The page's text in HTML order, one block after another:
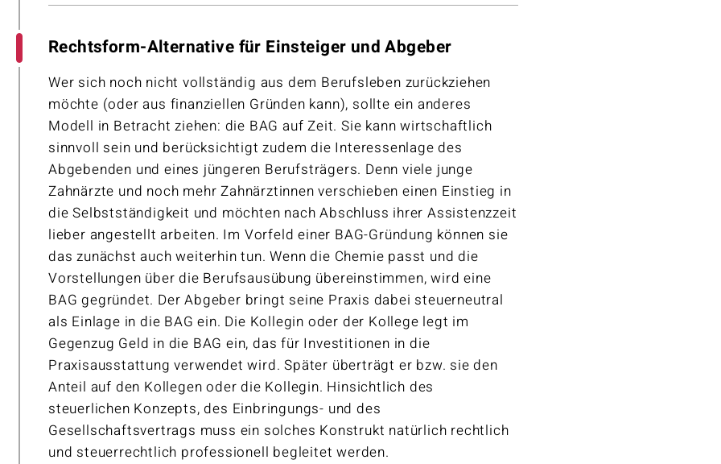
Rechtsform-Alternative für Einsteiger und Abgeber
Wer sich noch nicht vollständig aus dem Berufsleben zurückziehen
möchte (oder aus finanziellen Gründen kann), sollte ein anderes
Modell in Betracht ziehen: die BAG auf Zeit. Sie kann wirtschaftlich
sinnvoll sein und berücksichtigt zudem die Interessenlage des
Abgebenden und eines jüngeren Berufsträgers. Denn viele junge
Zahnärzte und noch mehr Zahnärztinnen verschieben einen Einstieg in
die Selbstständigkeit und möchten nach Abschluss ihrer Assistenzzeit
lieber angestellt arbeiten. Im Vorfeld einer BAG-Gründung können sie
das zunächst auch weiterhin tun. Wenn die Chemie passt und die
Vorstellungen über die Berufsausübung übereinstimmen, wird eine
BAG gegründet. Der Abgeber bringt seine Praxis dabei steuerneutral
als Einlage in die BAG ein. Die Kollegin oder der Kollege legt im
Gegenzug Geld in die BAG ein, das für Investitionen in die
Praxisausstattung verwendet wird. Später überträgt er bzw. sie den
Anteil auf den Kollegen oder die Kollegin. Hinsichtlich des
steuerlichen Konzepts, des Einbringungs- und des
Gesellschaftsvertrags muss ein solches Konstrukt natürlich rechtlich
und steuerrechtlich professionell begleitet werden.